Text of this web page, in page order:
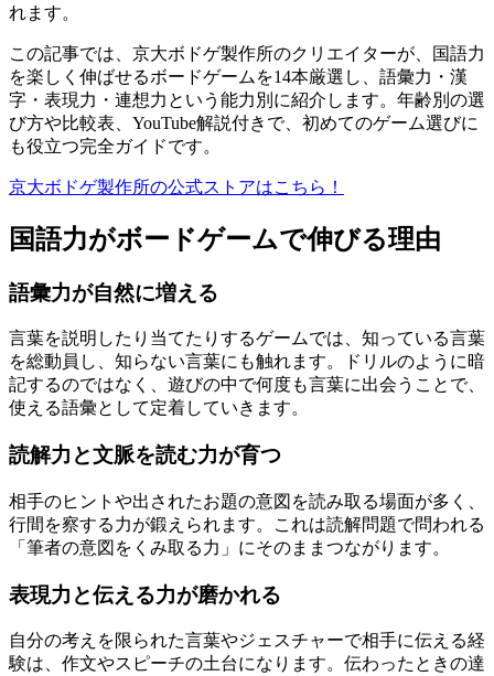
れます。
この記事では、京大ボドゲ製作所のクリエイターが、国語力
を楽しく伸ばせるボードゲームを14本厳選し、語彙力・漢
字・表現力・連想力という能力別に紹介します。年齢別の選
び方や比較表、YouTube解説付きで、初めてのゲーム選びに
も役立つ完全ガイドです。
京大ボドゲ製作所の公式ストアはこちら！
国語力がボードゲームで伸びる理由
語彙力が自然に増える
言葉を説明したり当てたりするゲームでは、知っている言葉
を総動員し、知らない言葉にも触れます。ドリルのように暗
記するのではなく、遊びの中で何度も言葉に出会うことで、
使える語彙として定着していきます。
読解力と文脈を読む力が育つ
相手のヒントや出されたお題の意図を読み取る場面が多く、
行間を察する力が鍛えられます。これは読解問題で問われる
「筆者の意図をくみ取る力」にそのままつながります。
表現力と伝える力が磨かれる
自分の考えを限られた言葉やジェスチャーで相手に伝える経
験は、作文やスピーチの土台になります。伝わったときの達